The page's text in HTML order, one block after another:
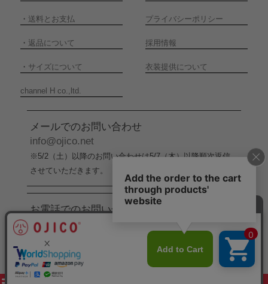
・ 送料とお支払 プライバシーポリシー
・ 返品について 採用情報
・ サイズについて 衣装提供について
channel H co.,ltd.
メールでのお問い合わせ
info@ojico.net
※5/2（土）以降のお問い合わせは5/7（木）以降順次返信
させていただきます。
お電話でのお問い合わせ
076-246-5050
※5/2（土）から5/6（水）までの間はお電話でのお問い合
わせ受付をお休みさせていただきます。